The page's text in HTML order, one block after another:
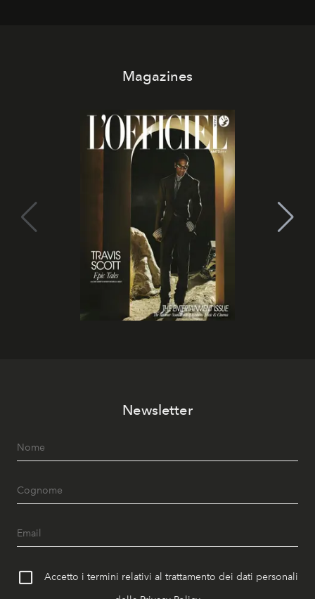
Magazines
Newsletter
Accetto i termini relativi al trattamento dei dati personali